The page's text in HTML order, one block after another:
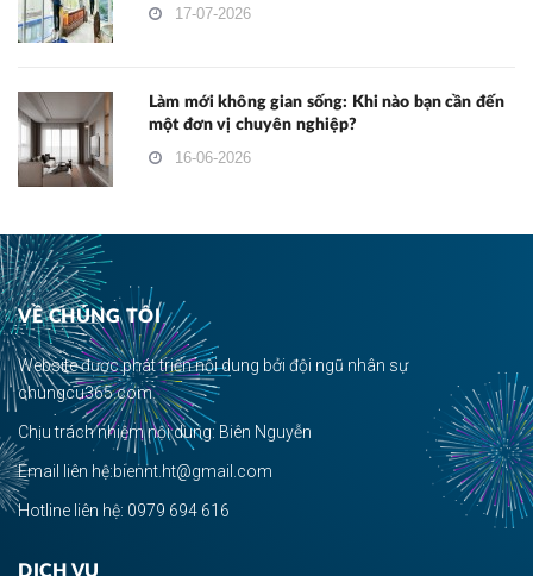
17-07-2026
Làm mới không gian sống: Khi nào bạn cần đến
một đơn vị chuyên nghiệp?
16-06-2026
VỀ CHÚNG TÔI
Website được phát triển nội dung bởi đội ngũ nhân sự
chungcu365.com.
Chịu trách nhiệm nội dung: Biên Nguyễn
Email liên hệ:biennt.ht@gmail.com
Hotline liên hệ: 0979 694 616
DỊCH VỤ